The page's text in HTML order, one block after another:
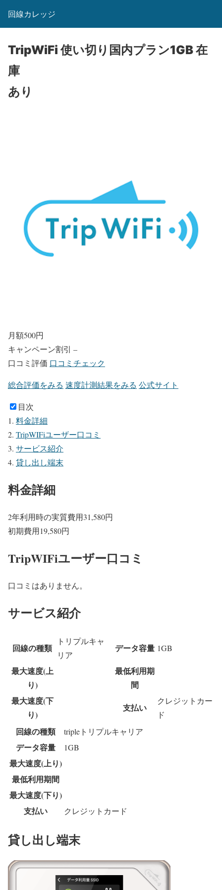
回線カレッジ
TripWiFi 使い切り国内プラン1GB在
庫
あり
月額500円
キャンペーン割引 –
口コミ評価 口コミチェック
総合評価をみる 速度計測結果をみる 公式サイト
目次
料金詳細
TripWIFiユーザー口コミ
サービス紹介
貸し出し端末
料金詳細
2年利用時の実質費用31,580円
初期費用19,580円
TripWIFiユーザー口コミ
口コミはありません。
サービス紹介
回線の種類
トリプルキャ
リア
データ容量 1GB
最大速度(上
り)
最低利用期
間
最大速度(下
り)
支払い
クレジットカー
ド
回線の種類 tripleトリプルキャリア
データ容量 1GB
最大速度(上り)
最低利用期間
最大速度(下り)
支払い
クレジットカード
貸し出し端末